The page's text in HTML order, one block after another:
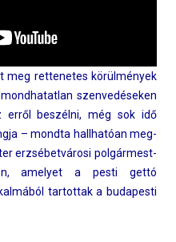
meg re­ttenetes körülmények
szen­vedések­en
erről beszélni, még sok idő
– mondta hallhatóan meg­
erzsébetvárosi pol­gármest­
amelyet a pesti gettó
tar­tottak a budapes­ti